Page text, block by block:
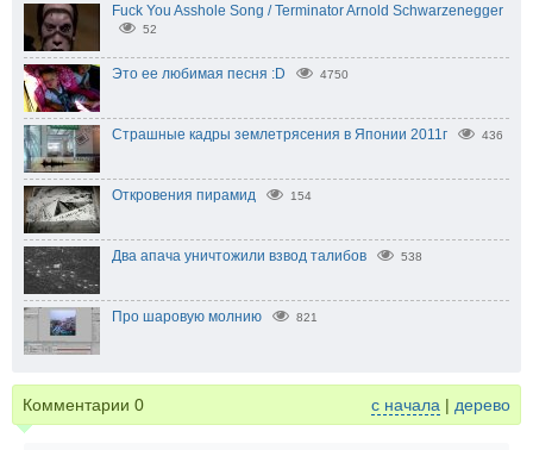
Fuck You Asshole Song / Terminator Arnold Schwarzenegger
52
Это ее любимая песня :D 4750
Страшные кадры землетрясения в Японии 2011г 436
Откровения пирамид 154
Два апача уничтожили взвод талибов 538
Про шаровую молнию 821
Комментарии 0 с начала | дерево